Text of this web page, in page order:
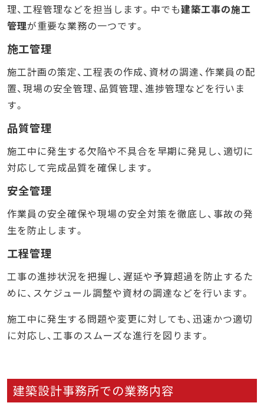
理、工程管理などを担当します。中でも建築工事の施工
管理が重要な業務の一つです。
施工管理
施工計画の策定、工程表の作成、資材の調達、作業員の配
置、現場の安全管理、品質管理、進捗管理などを行いま
す。
品質管理
施工中に発生する欠陥や不具合を早期に発見し、適切に
対応して完成品質を確保します。
安全管理
作業員の安全確保や現場の安全対策を徹底し、事故の発
生を防止します。
工程管理
工事の進捗状況を把握し、遅延や予算超過を防止するた
めに、スケジュール調整や資材の調達などを行います。
施工中に発生する問題や変更に対しても、迅速かつ適切
に対応し、工事のスムーズな進行を図ります。
建築設計事務所での業務内容